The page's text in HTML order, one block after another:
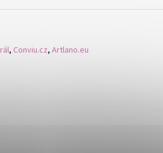
, Conviu.cz, Artlano.eu